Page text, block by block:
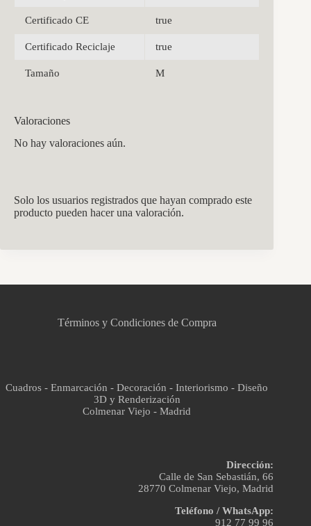
Certificado CE true
Certificado Reciclaje true
Tamaño M
Valoraciones
No hay valoraciones aún.
Solo los usuarios registrados que hayan comprado este
producto pueden hacer una valoración.
Términos y Condiciones de Compra
Cuadros - Enmarcación - Decoración - Interiorismo - Diseño
3D y Renderización
Colmenar Viejo - Madrid
Dirección:
Calle de San Sebastián, 66
28770 Colmenar Viejo, Madrid
Teléfono / WhatsApp:
912 77 99 96
Asistente virtual · En línea